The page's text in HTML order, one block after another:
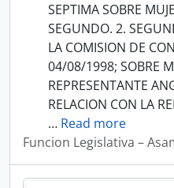
SEPTIMA SOBRE
SEGUNDO. 2.
LA COMISION DE
04/08/1998; SOBRE
REPRESENTANTE
RELACION CON LA
… Read more
Funcion Legislativa –